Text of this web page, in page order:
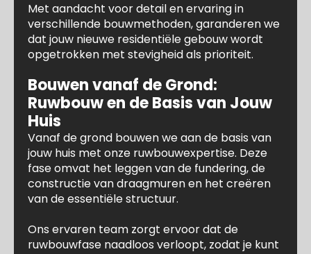
Met aandacht voor detail en ervaring in
verschillende bouwmethoden, garanderen we
dat jouw nieuwe residentiële gebouw wordt
opgetrokken met stevigheid als prioriteit.
Bouwen vanaf de Grond:
Ruwbouw en de Basis van Jouw
Huis
Vanaf de grond bouwen we aan de basis van
jouw huis met onze ruwbouwexpertise. Deze
fase omvat het leggen van de fundering, de
constructie van draagmuren en het creëren
van de essentiële structuur.
Ons ervaren team zorgt ervoor dat de
ruwbouwfase naadloos verloopt, zodat je kunt